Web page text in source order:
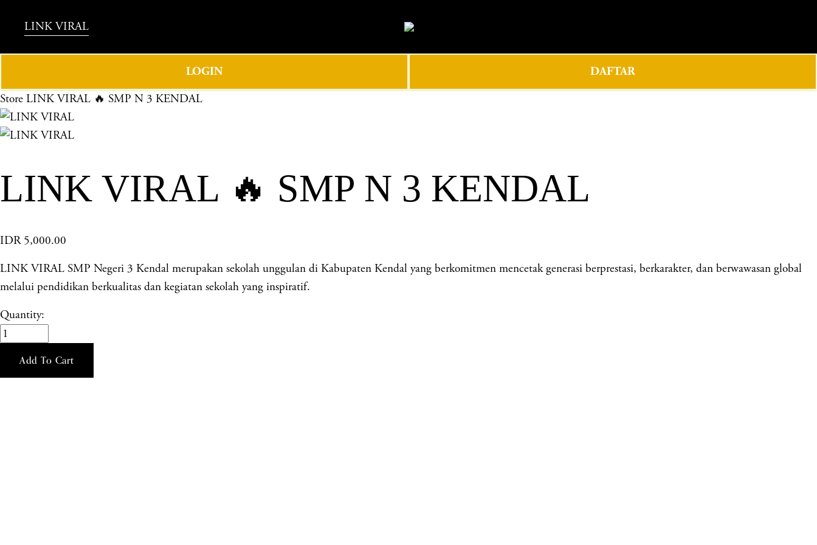
LINK VIRAL
LOGIN DAFTAR
Store LINK VIRAL 🔥 SMP N 3 KENDAL
LINK VIRAL 🔥 SMP N 3 KENDAL
IDR 5,000.00
LINK VIRAL SMP Negeri 3 Kendal merupakan sekolah unggulan di Kabupaten Kendal yang berkomitmen mencetak generasi berprestasi, berkarakter, dan berwawasan global
melalui pendidikan berkualitas dan kegiatan sekolah yang inspiratif.
Quantity:
Add To Cart